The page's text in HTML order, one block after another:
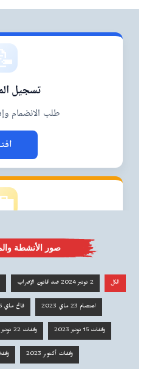
صور الأنشطة
الكل 2 نونبر 2024 ضد قانون الإضراب
اعتصام 23 ماي 2023 فاتح ماي 2025
وقفات 15 نونبر 2023 وقفات 22 نونبر 2023
وقفات أكتوبر 2023 وقفة